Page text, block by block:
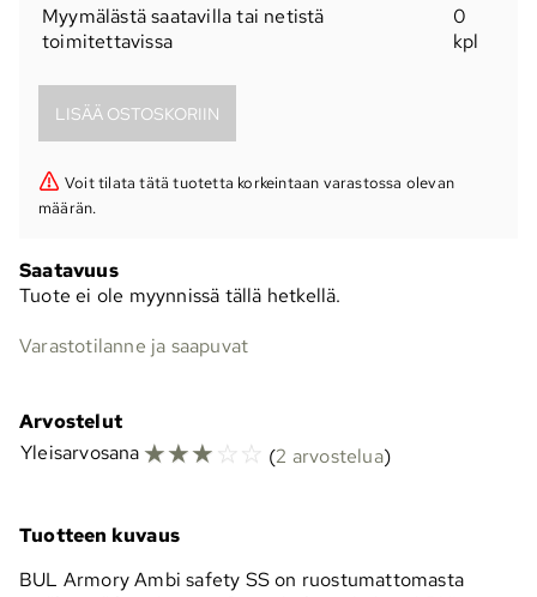
Myymälästä saatavilla tai netistä
toimitettavissa
0
kpl
Voit tilata tätä tuotetta korkeintaan varastossa olevan
määrän.
Saatavuus
Tuote ei ole myynnissä tällä hetkellä.
Varastotilanne ja saapuvat
Arvostelut
Yleisarvosana ☆☆☆☆ ☆ (2 arvostelua)
Tuotteen kuvaus
BUL Armory Ambi safety SS on ruostumattomasta